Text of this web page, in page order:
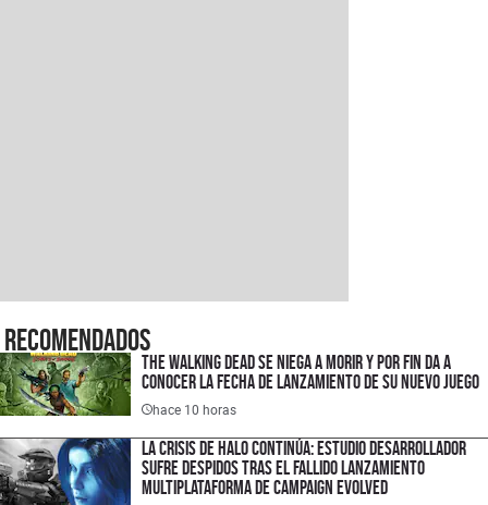
Recomendados
The Walking Dead se niega a morir y por fin da a
conocer la fecha de lanzamiento de su nuevo juego
hace 10 horas
La crisis de Halo continúa: estudio desarrollador
sufre despidos tras el fallido lanzamiento
multiplataforma de Campaign Evolved